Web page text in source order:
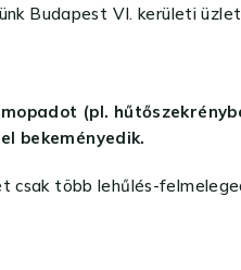
Budapest VI. kerületi
(pl.
bekeményedik.
több lehűlés-